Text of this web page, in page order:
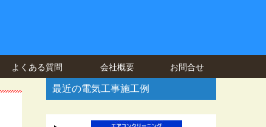
よくある質問 会社概要 お問合せ
最近の電気工事施工例